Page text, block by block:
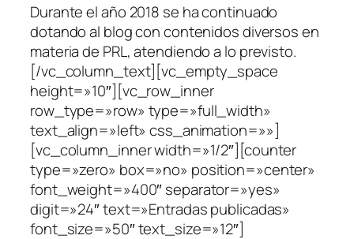
Durante el año 2018 se ha continuado
dotando al blog con contenidos diversos en
materia de PRL, atendiendo a lo previsto.
[/vc_column_text][vc_empty_space
height=»10″][vc_row_inner
row_type=»row» type=»full_width»
text_align=»left» css_animation=»»]
[vc_column_inner width=»1/2″][counter
type=»zero» box=»no» position=»center»
font_weight=»400″ separator=»yes»
digit=»24″ text=»Entradas publicadas»
font_size=»50″ text_size=»12″]